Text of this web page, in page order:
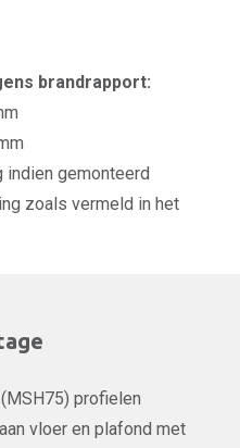
brandrapport:
indien gemonteerd
zoals vermeld in het
profielen
vloer en plafond met